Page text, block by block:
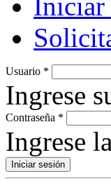
Iniciar
Usuario *
Ingrese
Contraseña *
Ingrese